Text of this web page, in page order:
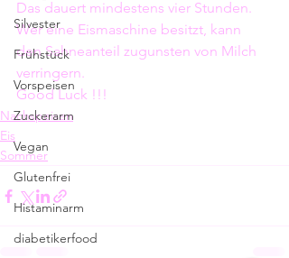
Silvester
Frühstück
Vorspeisen
Zuckerarm
Vegan
Glutenfrei
Histaminarm
diabetikerfood
Das dauert mindestens vier Stunden.
Wer eine Eismaschine besitzt, kann
den Sahneanteil zugunsten von Milch
verringern.
Good Luck !!!
Nachspeisen
Eis
Sommer